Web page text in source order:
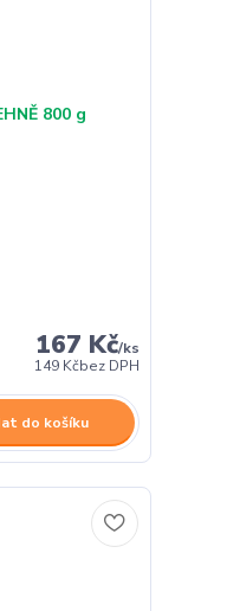
167 Kč/ks
149 Kčbez DPH
do košíku